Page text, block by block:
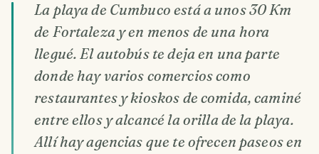
La playa de Cumbuco está a unos 30 Km
de Fortaleza y en menos de una hora
llegué. El autobús te deja en una parte
donde hay varios comercios como
restaurantes y kioskos de comida, caminé
entre ellos y alcancé la orilla de la playa.
Allí hay agencias que te ofrecen paseos en